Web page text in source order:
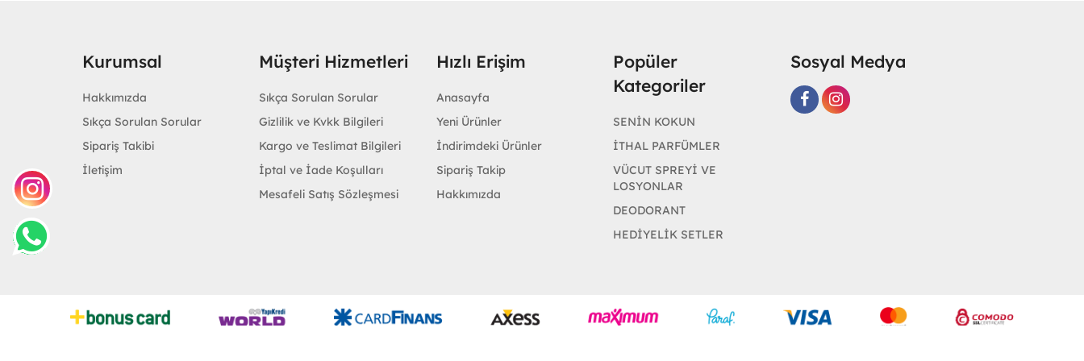
Kurumsal
Hakkımızda
Sıkça Sorulan Sorular
Sipariş Takibi
İletişim
Müşteri Hizmetleri
Sıkça Sorulan Sorular
Gizlilik ve Kvkk Bilgileri
Kargo ve Teslimat Bilgileri
İptal ve İade Koşulları
Mesafeli Satış Sözleşmesi
Hızlı Erişim
Anasayfa
Yeni Ürünler
İndirimdeki Ürünler
Sipariş Takip
Hakkımızda
Popüler
Kategoriler
SENİN KOKUN
İTHAL PARFÜMLER
VÜCUT SPREYİ VE
LOSYONLAR
DEODORANT
HEDİYELİK SETLER
Sosyal Medya